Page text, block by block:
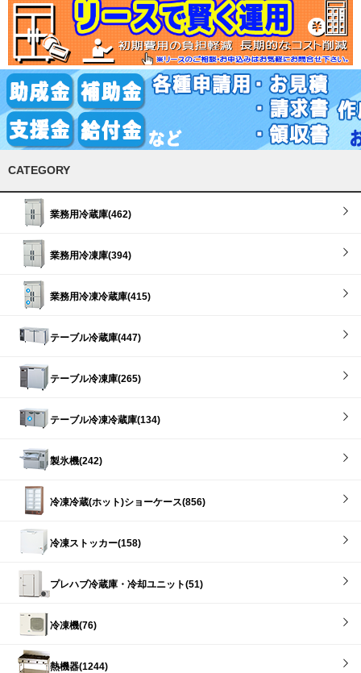
CATEGORY
業務用冷蔵庫(462)
業務用冷凍庫(394)
業務用冷凍冷蔵庫(415)
テーブル冷蔵庫(447)
テーブル冷凍庫(265)
テーブル冷凍冷蔵庫(134)
製氷機(242)
冷凍冷蔵(ホット)ショーケース(856)
冷凍ストッカー(158)
プレハブ冷蔵庫・冷却ユニット(51)
冷凍機(76)
熱機器(1244)